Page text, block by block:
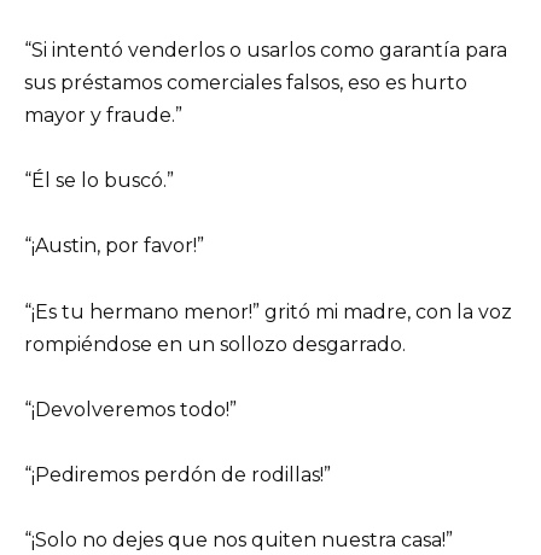
“Si intentó venderlos o usarlos como garantía para
sus préstamos comerciales falsos, eso es hurto
mayor y fraude.”
“Él se lo buscó.”
“¡Austin, por favor!”
“¡Es tu hermano menor!” gritó mi madre, con la voz
rompiéndose en un sollozo desgarrado.
“¡Devolveremos todo!”
“¡Pediremos perdón de rodillas!”
“¡Solo no dejes que nos quiten nuestra casa!”